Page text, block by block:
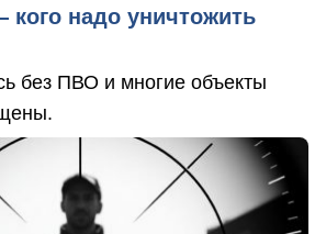
кого надо уничтожить
без ПВО и многие объекты